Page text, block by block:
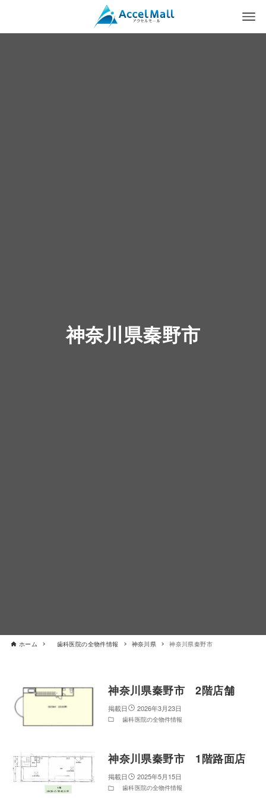
神奈川県秦野市
ホーム 歯科医院の全物件情報 神奈川県 神奈川県秦野市
神奈川県秦野市 2階店舗
2026年3月23日
歯科医院の全物件情報
神奈川県秦野市 1階路面店
2025年5月15日
歯科医院の全物件情報